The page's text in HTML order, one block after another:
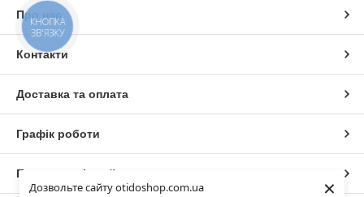
Дозвольте сайту otidoshop.com.ua
×
Про нас
Контакти
Доставка та оплата
Графік роботи
Повна версія сайту
КНОПКА
ЗВ'ЯЗКУ